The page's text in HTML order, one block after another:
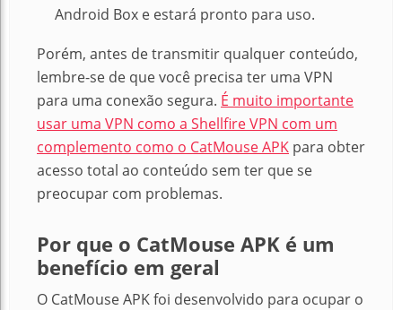
Android Box e estará pronto para uso.
Porém, antes de transmitir qualquer conteúdo,
lembre-se de que você precisa ter uma VPN
para uma conexão segura. É muito importante
usar uma VPN como a Shellfire VPN com um
complemento como o CatMouse APK para obter
acesso total ao conteúdo sem ter que se
preocupar com problemas.
Por que o CatMouse APK é um
benefício em geral
O CatMouse APK foi desenvolvido para ocupar o